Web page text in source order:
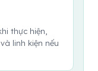
thực hiện,
linh kiện nếu